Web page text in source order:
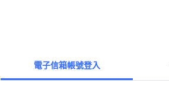
電子信箱帳號登入